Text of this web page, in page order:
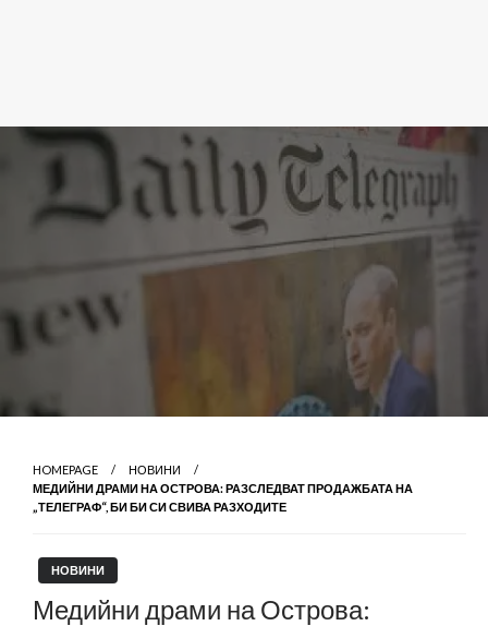
HOMEPAGE
НОВИНИ
МЕДИЙНИ ДРАМИ НА ОСТРОВА: РАЗСЛЕДВАТ ПРОДАЖБАТА НА
„ТЕЛЕГРАФ“, БИ БИ СИ СВИВА РАЗХОДИТЕ
НОВИНИ
Медийни драми на Острова: